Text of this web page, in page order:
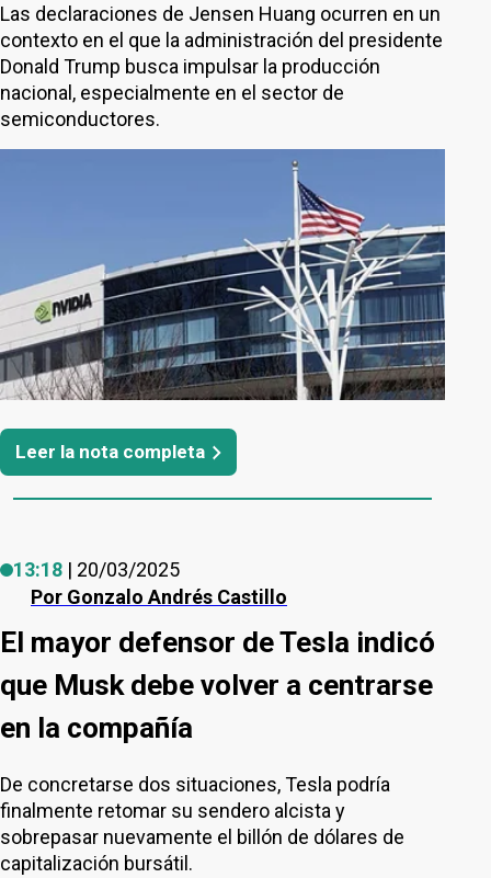
Las declaraciones de Jensen Huang ocurren en un
contexto en el que la administración del presidente
Donald Trump busca impulsar la producción
nacional, especialmente en el sector de
semiconductores.
Leer la nota completa
Por Gonzalo Andrés Castillo
13:18 | 20/03/2025
El mayor defensor de Tesla indicó
que Musk debe volver a centrarse
en la compañía
De concretarse dos situaciones, Tesla podría
finalmente retomar su sendero alcista y
sobrepasar nuevamente el billón de dólares de
capitalización bursátil.